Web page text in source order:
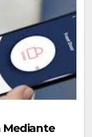
Mediante